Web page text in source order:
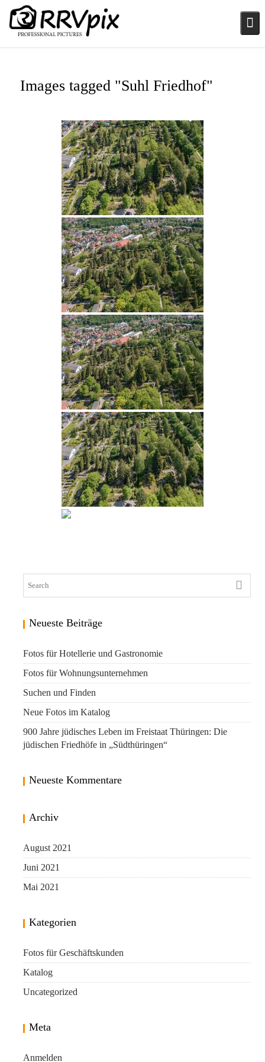
content
Images tagged "Suhl Friedhof"
Neueste Beiträge
Fotos für Hotellerie und Gastronomie
Fotos für Wohnungsunternehmen
Suchen und Finden
Neue Fotos im Katalog
900 Jahre jüdisches Leben im Freistaat Thüringen: Die
jüdischen Friedhöfe in „Südthüringen“
Neueste Kommentare
Archiv
August 2021
Juni 2021
Mai 2021
Kategorien
Fotos für Geschäftskunden
Katalog
Uncategorized
Meta
Anmelden